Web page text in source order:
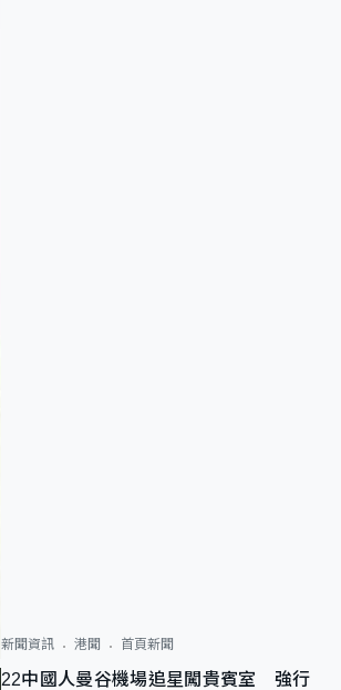
新聞資訊 港聞 首頁新聞
22中國人曼谷機場追星闖貴賓室 強行